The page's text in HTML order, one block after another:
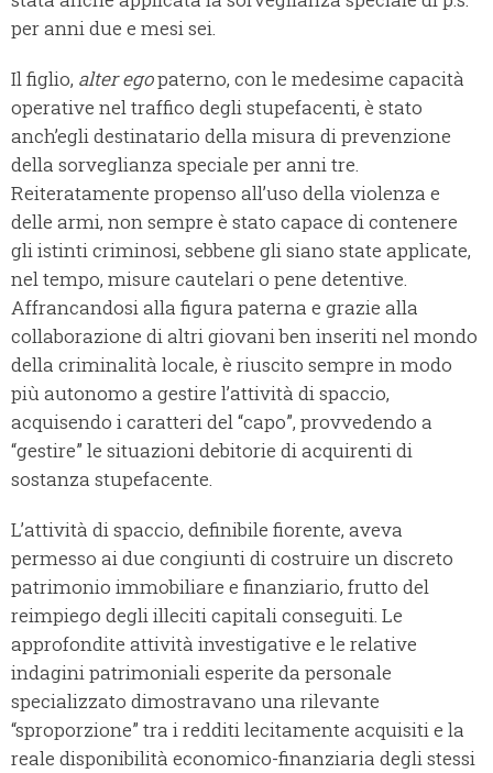
per anni due e mesi sei.
Il figlio, alter egopaterno, con le medesime capacità
operative nel traffico degli stupefacenti, è stato
anch’egli destinatario della misura di prevenzione
della sorveglianza speciale per anni tre.
Reiteratamente propenso all’uso della violenza e
delle armi, non sempre è stato capace di contenere
gli istinti criminosi, sebbene gli siano state applicate,
nel tempo, misure cautelari o pene detentive.
Affrancandosi alla figura paterna e grazie alla
collaborazione di altri giovani ben inseriti nel mondo
della criminalità locale, è riuscito sempre in modo
più autonomo a gestire l’attività di spaccio,
acquisendo i caratteri del “capo”, provvedendo a
“gestire” le situazioni debitorie di acquirenti di
sostanza stupefacente.
L’attività di spaccio, definibile fiorente, aveva
permesso ai due congiunti di costruire un discreto
patrimonio immobiliare e finanziario, frutto del
reimpiego degli illeciti capitali conseguiti. Le
approfondite attività investigative e le relative
indagini patrimoniali esperite da personale
specializzato dimostravano una rilevante
“sproporzione” tra i redditi lecitamente acquisiti e la
reale disponibilità economico-finanziaria degli stessi